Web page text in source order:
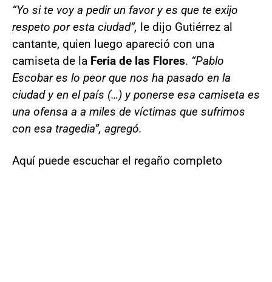
“Yo si te voy a pedir un favor y es que te exijo
respeto por esta ciudad”, le dijo Gutiérrez al
cantante, quien luego apareció con una
camiseta de la Feria de las Flores. “Pablo
Escobar es lo peor que nos ha pasado en la
ciudad y en el país (…) y ponerse esa camiseta es
una ofensa a a miles de víctimas que sufrimos
con esa tragedia”, agregó.
Aquí puede escuchar el regaño completo